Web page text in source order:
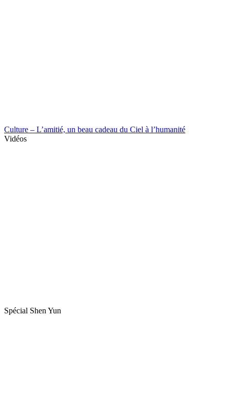
Culture – L’amitié, un beau cadeau du Ciel à l’humanité
Vidéos
Spécial Shen Yun